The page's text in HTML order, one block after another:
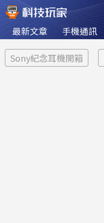
最新文章 手機通訊
Sony紀念耳機開箱